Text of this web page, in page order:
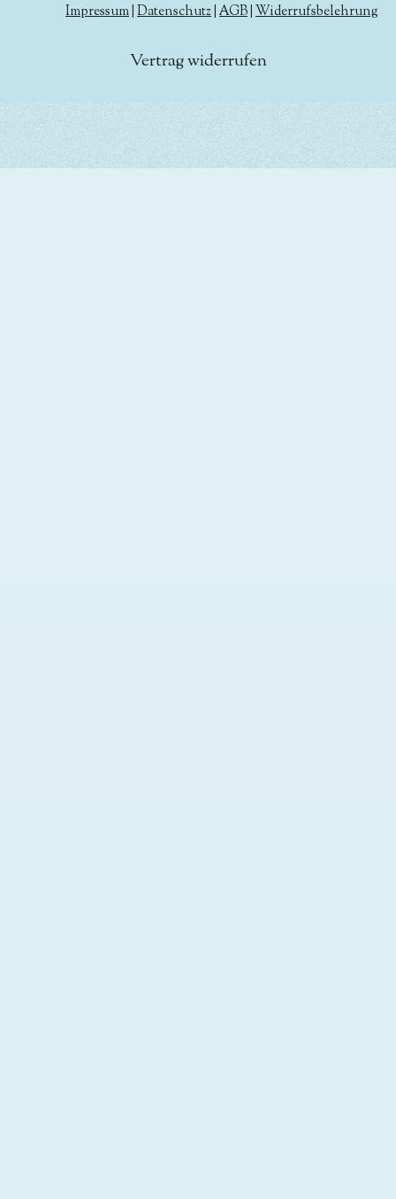
Impressum Datenschutz AGB Widerrufsbelehrung
Vertrag widerrufen